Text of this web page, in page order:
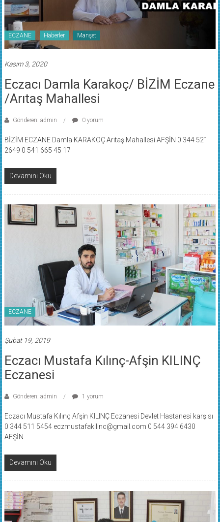
ECZANE Haberler Manşet
Kasım 3, 2020
Eczacı Damla Karakoç/ BİZİM Eczane
/Arıtaş Mahallesi
Gönderen: admin 0 yorum
BİZİM ECZANE Damla KARAKOÇ Arıtaş Mahallesi AFŞİN 0 344 521
2649 0 541 665 45 17
Devamını Oku
ECZANE
Şubat 19, 2019
Eczacı Mustafa Kılınç-Afşin KILINÇ
Eczanesi
Gönderen: admin 1 yorum
Eczacı Mustafa Kılınç Afşin KILINÇ Eczanesi Devlet Hastanesi karşısı
0 344 511 5454 eczmustafakilinc@gmail.com 0 544 394 6430
AFŞİN
Devamını Oku